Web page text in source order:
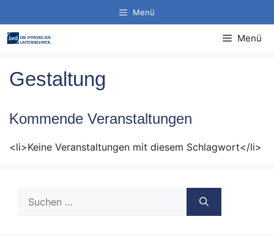
Inhalt
springen
Menü
Menü
Gestaltung
Kommende Veranstaltungen
<li>Keine Veranstaltungen mit diesem Schlagwort</li>
nach: